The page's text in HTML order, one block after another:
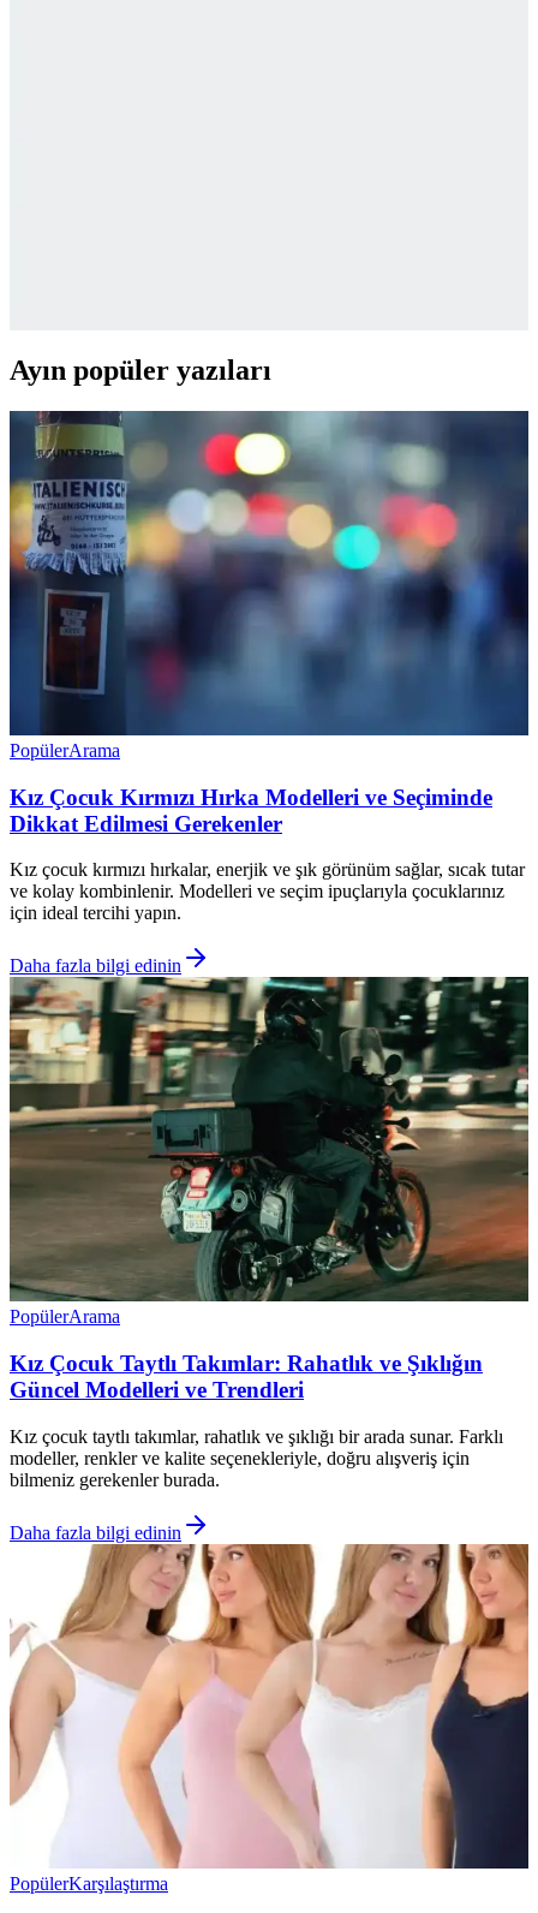
Ayın popüler yazıları
PopülerArama
Kız Çocuk Kırmızı Hırka Modelleri ve Seçiminde
Dikkat Edilmesi Gerekenler
Kız çocuk kırmızı hırkalar, enerjik ve şık görünüm sağlar, sıcak tutar
ve kolay kombinlenir. Modelleri ve seçim ipuçlarıyla çocuklarınız
için ideal tercihi yapın.
Daha fazla bilgi edinin
PopülerArama
Kız Çocuk Taytlı Takımlar: Rahatlık ve Şıklığın
Güncel Modelleri ve Trendleri
Kız çocuk taytlı takımlar, rahatlık ve şıklığı bir arada sunar. Farklı
modeller, renkler ve kalite seçenekleriyle, doğru alışveriş için
bilmeniz gerekenler burada.
Daha fazla bilgi edinin
PopülerKarşılaştırma